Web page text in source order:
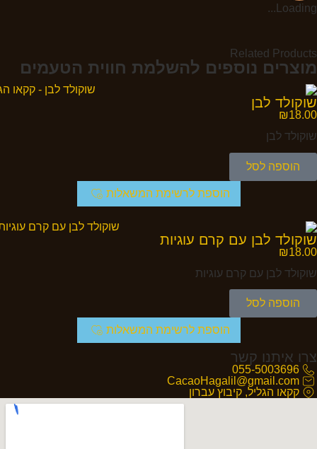
Loading...
Related Products
מוצרים נוספים להשלמת חווית הטעמים
שוקולד לבן
₪18.00
שוקולד לבן
הוספה לסל
הוספת לרשימת המשאלות
שוקולד לבן עם קרם עוגיות
₪18.00
שוקולד לבן עם קרם עוגיות
הוספה לסל
הוספת לרשימת המשאלות
צרו איתנו קשר
055-5003696
CacaoHagalil@gmail.com
קקאו הגליל, קיבוץ עברון